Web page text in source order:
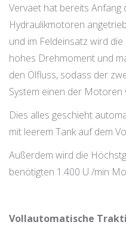
Vervaet hat bereits Anfang
Hydraulikmotoren
und im Feldeinsatz wird
hohes Drehmoment und
den Ölfluss, sodass der
System einen der Motoren
Dies alles geschieht
mit leerem Tank auf dem
Außerdem wird die
benötigten 1.400 U /min
Vollautomatische